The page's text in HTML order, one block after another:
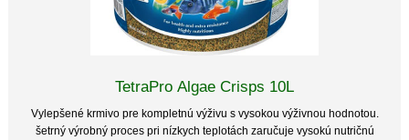
TetraPro Algae Crisps 10L
Vylepšené krmivo pre kompletnú výživu s vysokou výživnou hodnotou.
šetrný výrobný proces pri nízkych teplotách zaručuje vysokú nutričnú